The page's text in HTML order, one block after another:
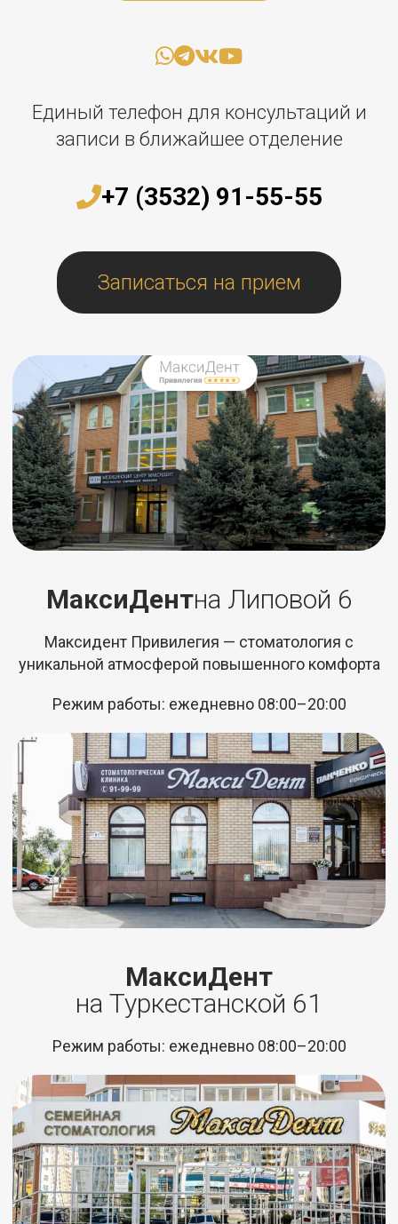
Единый телефон для консультаций и
записи в ближайшее отделение
+7 (3532) 91-55-55
Записаться на прием
МаксиДентна Липовой 6
Максидент Привилегия — стоматология с
уникальной атмосферой повышенного комфорта
Режим работы: ежедневно 08:00–20:00
МаксиДент
на Туркестaнской 61
Режим работы: ежедневно 08:00–20:00